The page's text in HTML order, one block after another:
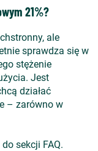
21%?
ale
sprawdza się w
stężenie
Jest
działać
– zarówno w
sekcji FAQ.